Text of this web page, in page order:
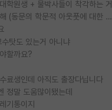
학원생 + 물박사들이 착각하는 거
포스텍 억까에 대해 (동문의 학문적 아웃풋에 대한 반박)
탓도 있는거 아니냐
할까요?
료생인데 아직도 출장다닙니다
정말 도움많이됐는데
기통이지